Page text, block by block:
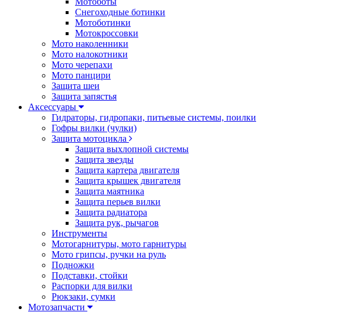
Снегоходные ботинки
Мотоботинки
Мотокроссовки
Мото наколенники
Мото налокотники
Мото черепахи
Мото панцири
Защита шеи
Защита запястья
Аксессуары
Гидраторы, гидропаки, питьевые системы, поилки
Гофры вилки (чулки)
Защита мотоцикла
Защита выхлопной системы
Защита звезды
Защита картера двигателя
Защита крышек двигателя
Защита маятника
Защита перьев вилки
Защита радиатора
Защита рук, рычагов
Инструменты
Мотогарнитуры, мото гарнитуры
Мото грипсы, ручки на руль
Подножки
Подставки, стойки
Распорки для вилки
Рюкзаки, сумки
Мотозапчасти